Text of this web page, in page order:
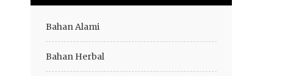
Bahan Alami
Bahan Herbal